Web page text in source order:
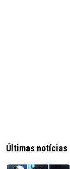
Últimas notícias